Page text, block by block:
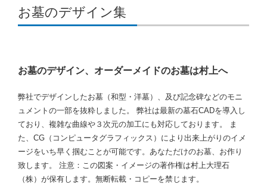
お墓のデザイン集
お墓のデザイン、オーダーメイドのお墓は村上へ
弊社でデザインしたお墓（和型・洋墓）、及び記念碑などのモニ
ュメントの一部を抜粋しました。 弊社は最新の墓石CADを導入し
ており、複雑な曲線や３次元の加工にも対応しております。 ま
た、CG（コンピュータグラフィックス）により出来上がりのイメ
ージをいち早く掴むことが可能です。あなただけのお墓、お作り
致します。 注意：この図案・イメージの著作権は村上大理石
（株）が保有します。無断転載・コピーを禁じます。